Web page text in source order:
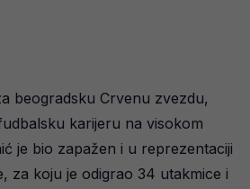
beogradsku Crvenu zvezdu,
karijeru na visokom
je bio zapažen i u reprezentaciji
za koju je odigrao 34 utakmice i